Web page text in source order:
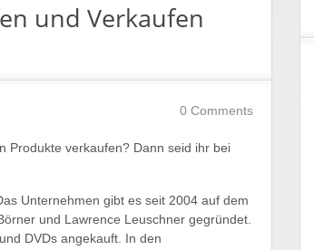
und Verkaufen
0 Comments
Produkte verkaufen? Dann seid ihr bei
Unternehmen gibt es seit 2004 auf dem
und Lawrence Leuschner gegründet.
DVDs angekauft. In den